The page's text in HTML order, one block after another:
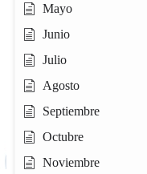
Mayo
Junio
Julio
Agosto
Septiembre
Octubre
Noviembre